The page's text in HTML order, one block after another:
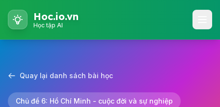
Hoc.io.vn
Học tập AI
Quay lại danh sách bài học
Chủ đề 6: Hồ Chí Minh - cuộc đời và sự nghiệp